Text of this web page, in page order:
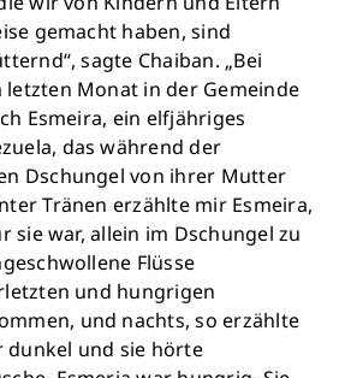
gemacht haben, sind
sagte Chaiban. „Bei
letzten Monat in der Gemeinde
Esmeira, ein elfjähriges
das während der
Dschungel von ihrer Mutter
Tränen erzählte mir Esmeira,
sie war, allein im Dschungel zu
Flüsse
und hungrigen
und nachts, so erzählte
dunkel und sie hörte
Schließen